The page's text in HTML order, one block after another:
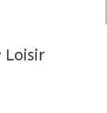
Loisir